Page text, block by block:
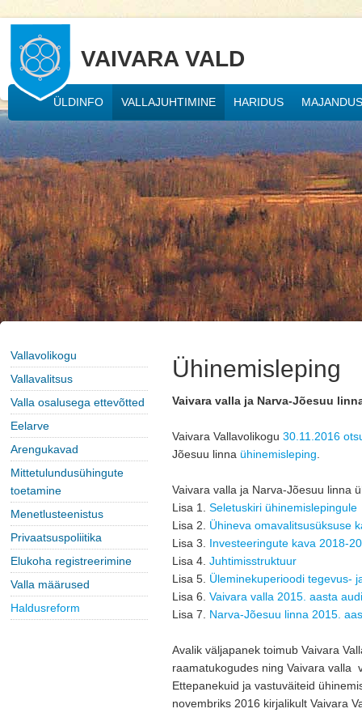
VAIVARA VALD
ÜLDINFO VALLAJUHTIMINE HARIDUS MAJANDUS
Vallavolikogu
Vallavalitsus
Valla osalusega ettevõtted
Eelarve
Arengukavad
Mittetulundusühingute
toetamine
Menetlusteenistus
Privaatsuspoliitika
Elukoha registreerimine
Valla määrused
Haldusreform
Ühinemisleping
Vaivara valla ja Narva-Jõesuu
Vaivara Vallavolikogu 30.11.2016
Jõesuu linna ühinemisleping
Vaivara valla ja Narva-Jõesuu linna
Lisa 1. Seletuskiri ühinemislepingule
Lisa 2. Ühineva omavalitsusüksuse
Lisa 3. Investeeringute kava 2018-
Lisa 4. Juhtimisstruktuur
Lisa 5. Üleminekuperioodi tegevus-
Lisa 6. Vaivara valla 2015. aasta
Lisa 7. Narva-Jõesuu linna 2015.
Avalik väljapanek toimub Vaivara
raamatukogudes ning Vaivara valla
Ettepanekuid ja vastuväiteid
novembriks 2016 kirjalikult Vaivara